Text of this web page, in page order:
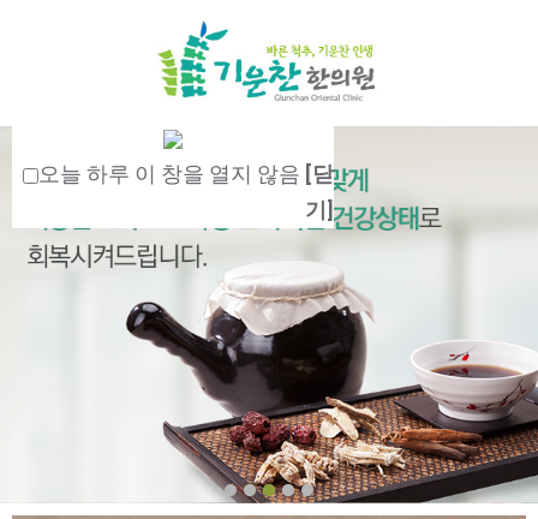
오늘 하루 이 창을 열지 않음
[닫
기]